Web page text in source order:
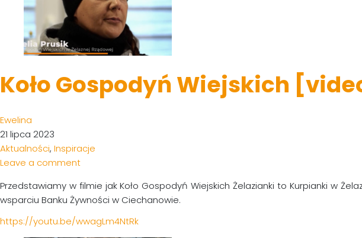
Koło Gospodyń Wiejskich
Ewelina
21 lipca 2023
Aktualności, Inspiracje
Leave a comment
Przedstawiamy w filmie jak Koło Gospodyń Wiejskich Żelazianki to Kurpianki w
wsparciu Banku Żywności w Ciechanowie.
https://youtu.be/wwagLm4NtRk